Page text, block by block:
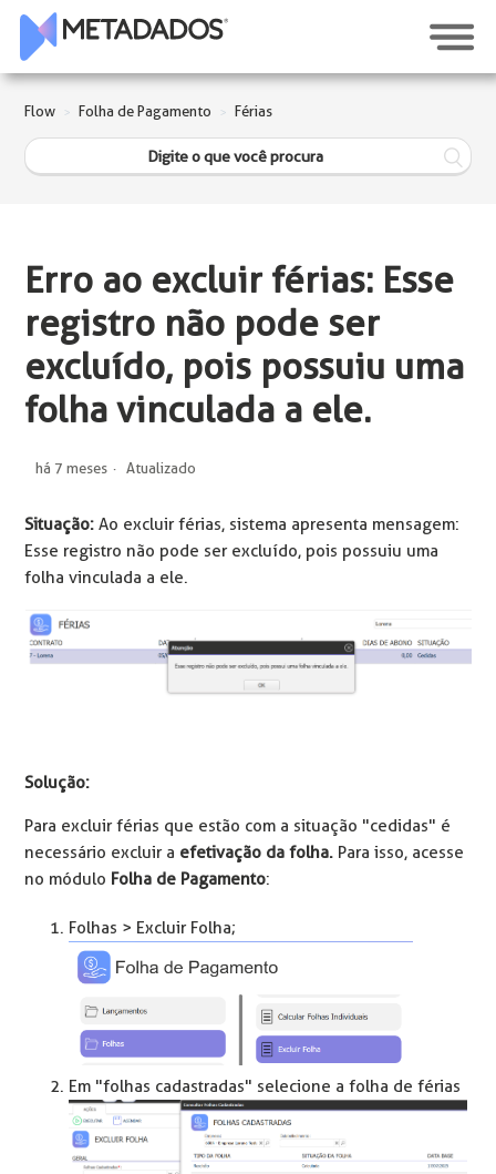
Flow Folha de Pagamento Férias
Erro ao excluir férias: Esse
registro não pode ser
excluído, pois possuiu uma
folha vinculada a ele.
há 7 meses Atualizado
Situação:Ao excluir férias, sistema apresenta mensagem:
Esse registro não pode ser excluído, pois possuiu uma
folha vinculada a ele.
Solução:
Para excluir férias que estão com a situação "cedidas" é
necessário excluir a efetivação da folha. Para isso, acesse
no módulo Folha de Pagamento:
Folhas > Excluir Folha;
Em "folhas cadastradas" selecione a folha de férias